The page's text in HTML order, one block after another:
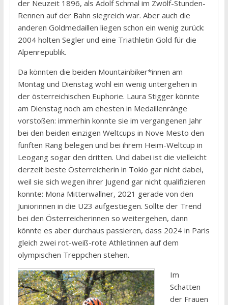
der Neuzeit 1896, als Adolf Schmal im Zwölf-Stunden-
Rennen auf der Bahn siegreich war. Aber auch die
anderen Goldmedaillen liegen schon ein wenig zurück:
2004 holten Segler und eine Triathletin Gold für die
Alpenrepublik.
Da könnten die beiden Mountainbiker*innen am
Montag und Dienstag wohl ein wenig untergehen in
der österreichischen Euphorie. Laura Stigger könnte
am Dienstag noch am ehesten in Medaillenränge
vorstoßen: immerhin konnte sie im vergangenen Jahr
bei den beiden einzigen Weltcups in Nove Mesto den
fünften Rang belegen und bei ihrem Heim-Weltcup in
Leogang sogar den dritten. Und dabei ist die vielleicht
derzeit beste Österreicherin in Tokio gar nicht dabei,
weil sie sich wegen ihrer Jugend gar nicht qualifizieren
konnte: Mona Mitterwallner, 2021 gerade von den
Juniorinnen in die U23 aufgestiegen. Sollte der Trend
bei den Österreicherinnen so weitergehen, dann
könnte es aber durchaus passieren, dass 2024 in Paris
gleich zwei rot-weiß-rote Athletinnen auf dem
olympischen Treppchen stehen.
Im
Schatten
der Frauen